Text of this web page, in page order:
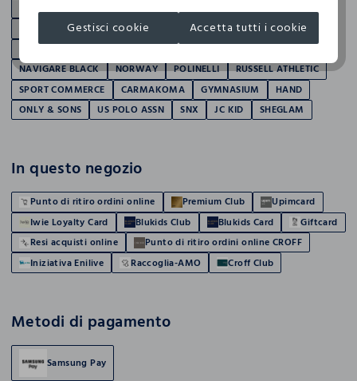
HOLISTIC WOMAN
ACCESSORI JBL B-YOU DIEMME
FLER
LICENZE BAMBINO 40 JBL
LICENZE BAMBINO JBL
LICENZE DONNA JBL
LICENZE UOMO JBL
NAF NAF
NAVIGARE BLACK
NORWAY POLINELLI
RUSSELL ATHLETIC
SPORT COMMERCE
CARMAKOMA GYMNASIUM
HAND
ONLY & SONS
US POLO ASSN SNX JC KID SHEGLAM
In questo negozio
Punto di ritiro ordini online Premium Club
Upimcard
Iwie Loyalty Card
Blukids Club Blukids Card
Giftcard
Resi acquisti online
Punto di ritiro ordini online CROFF
Iniziativa Enilive
Raccoglia-AMO Croff Club
Metodi di pagamento
Samsung Pay
Gestisci cookie Accetta tutti i cookie